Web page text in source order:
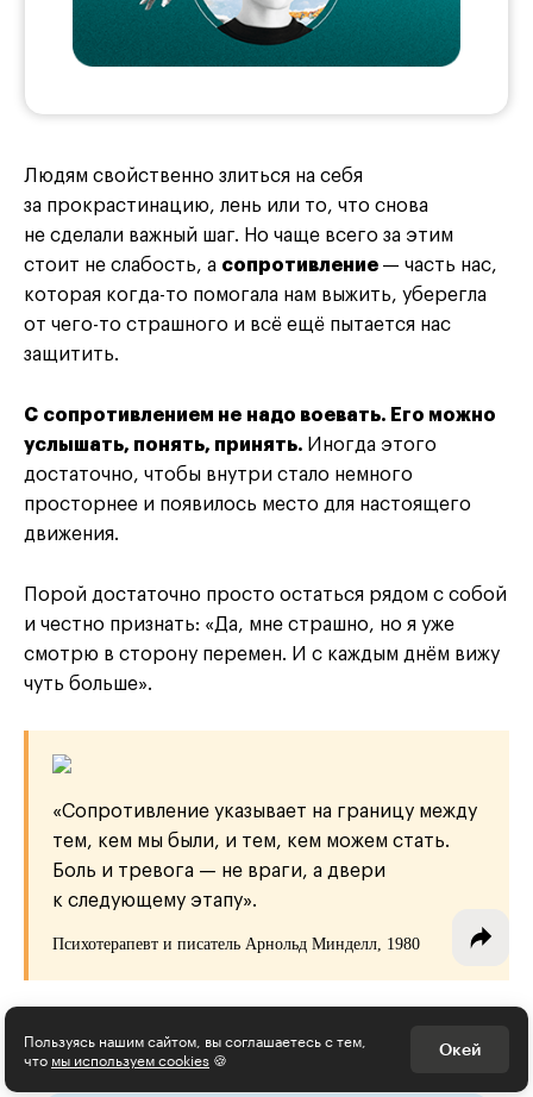
Людям свойственно злиться на себя
за прокрастинацию, лень или то, что снова
не сделали важный шаг. Но чаще всего за этим
стоит не слабость, а сопротивление — часть нас,
которая когда-то помогала нам выжить, уберегла
от чего-то страшного и всё ещё пытается нас
защитить.
С сопротивлением не надо воевать. Его можно
услышать, понять, принять. Иногда этого
достаточно, чтобы внутри стало немного
просторнее и появилось место для настоящего
движения.
Порой достаточно просто остаться рядом с собой
и честно признать: «Да, мне страшно, но я уже
смотрю в сторону перемен. И с каждым днём вижу
чуть больше».
«Сопротивление указывает на границу между
тем, кем мы были, и тем, кем можем стать.
Боль и тревога — не враги, а двери
к следующему этапу».
Психотерапевт и писатель Арнольд Минделл, 1980
Пользуясь нашим сайтом, вы соглашаетесь с тем,
что мы используем cookies 🍪 Окей
Интересное - на почту!
и получите 5 бесплатных курсов:
Дизайн
Программирование
Маркетинг